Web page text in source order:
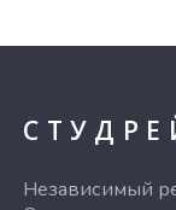
Независимый